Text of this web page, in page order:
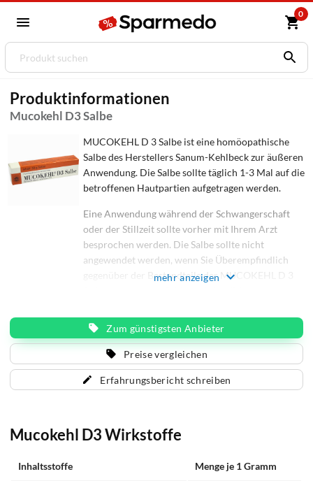
0
Produktinformationen
Mucokehl D3 Salbe
MUCOKEHL D 3 Salbe ist eine homöopathische
Salbe des Herstellers Sanum-Kehlbeck zur äußeren
Anwendung. Die Salbe sollte täglich 1-3 Mal auf die
betroffenen Hautpartien aufgetragen werden.
Eine Anwendung während der Schwangerschaft
oder der Stillzeit sollte vorher mit Ihrem Arzt
besprochen werden. Die Salbe sollte nicht
angewendet werden, wenn Sie Überempfindlich
gegenüber der Bestandteile der MUCOKEHL D 3
Wirkstoff: Mucor racemosus sonstige Bestandteile:
mittelkettige Triglyceride, Glycerolmonostearat 40-
50%, Wollwachsalkoholsalbe, Propylenglycol,
Magnesiumsulfat, Milchsäure, Wasser für
Injektionszwecke MUCOKEHL D 3 Salbe ist in
mehr anzeigen
Zum günstigsten Anbieter
Preise vergleichen
Erfahrungsbericht schreiben
Mucokehl D3 Wirkstoffe
Inhaltsstoffe Menge je 1 Gramm